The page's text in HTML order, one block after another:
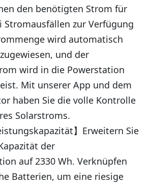
den benötigten Strom für
Stromausfällen zur Verfügung
wird automatisch
und der
wird in die Powerstation
Mit unserer App und dem
haben Sie die volle Kontrolle
Solarstroms.
】Erweitern Sie
der
auf 2330 Wh. Verknüpfen
Batterien, um eine riesige